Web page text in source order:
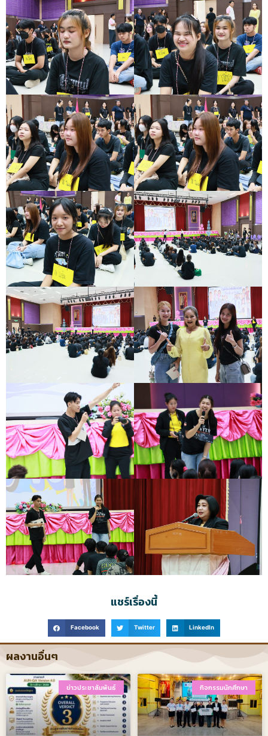
แชร์เรื่องนี้
Facebook Twitter LinkedIn
ผลงานอื่นๆ
ข่าวประชาสัมพันธ์ กิจกรรมนักศึกษา